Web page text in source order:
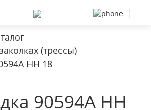
(трессы)
HH 18
90594A HH